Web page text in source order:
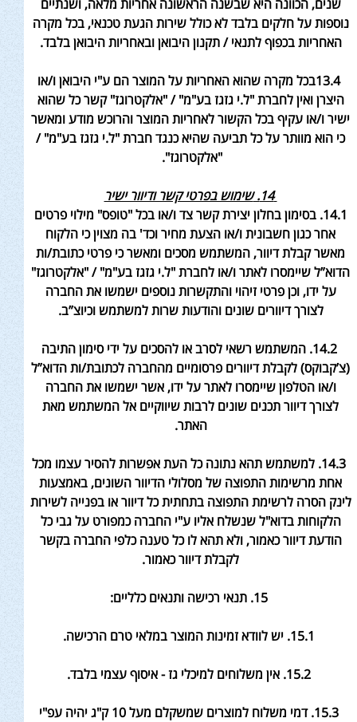
שנים, הכוונה היא שבשנה הראשונה אחריות מלאה, ושנתיים
נוספות על חלקים בלבד לא כולל שירות הגעת טכנאי, בכל מקרה
האחריות בכפוף לתנאי / תקנון היבואן ובאחריות היבואן בלבד.
13.4בכל מקרה שהוא האחריות על המוצר הם ע"י היבואן ו/או
היצרן ואין לחברת "ל.י גזגז בע"מ" / "אלקטרוגז" קשר כל שהוא
ישיר ו/או עקיף בכל הקשור לאחריות המוצר והרוכש מודע ומאשר
כי הוא מוותר על כל תביעה שהיא כנגד חברת "ל.י גזגז בע"מ" /
"אלקטרוגז".
14.
שימוש בפרטי קשר ודיוור ישיר
14.1. בסימון בחלון יצירת קשר צד ו/או בכל "טופס" מילוי פרטים
אחר כגון חשבונית ו/או הצעת מחיר וכד' בה מצוין כי הלקוח
מאשר קבלת דיוור, המשתמש מסכים ומאשר כי פרטי כתובת/ות
הדוא”ל שיימסרו לאתר ו/או לחברת "ל.י גזגז בע"מ" / "אלקטרוגז"
על ידו, וכן פרטי זיהוי והתקשרות נוספים ישמשו את החברה
לצורך דיוורים שונים והודעות שרות למשתמש וכיוצ”ב.
14.2. המשתמש רשאי לסרב או להסכים על ידי סימון התיבה
(צ’קבוקס) לקבלת דיוורים פרסומיים מהחברה לכתובת/ות הדוא”ל
ו/או הטלפון שיימסרו לאתר על ידו, אשר ישמשו את החברה
לצורך דיוור תכנים שונים לרבות שיווקיים אל המשתמש מאת
האתר.
14.3. למשתמש תהא נתונה כל העת אפשרות להסיר עצמו מכל
אחת מרשימות התפוצה של מסלולי הדיוור השונים, באמצעות
לינק הסרה לרשימת התפוצה בתחתית כל דיוור או בפנייה לשירות
הלקוחות בדוא"ל שנשלח אליו ע"י החברה כמפורט על גבי כל
הודעת דיוור כאמור, ולא תהא לו כל טענה כלפי החברה בקשר
לקבלת דיוור כאמור.
:
.
.
15.3. דמי משלוח למוצרים שמשקלם מעל 10 ק"ג יהיה עפ"י